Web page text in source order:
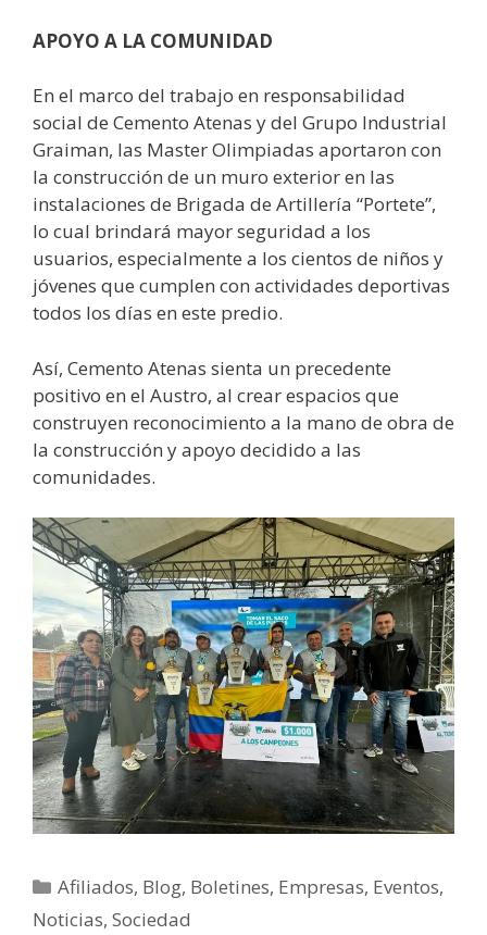
APOYO A LA COMUNIDAD
En el marco del trabajo en responsabilidad
social de Cemento Atenas y del Grupo Industrial
Graiman, las Master Olimpiadas aportaron con
la construcción de un muro exterior en las
instalaciones de Brigada de Artillería “Portete”,
lo cual brindará mayor seguridad a los
usuarios, especialmente a los cientos de niños y
jóvenes que cumplen con actividades deportivas
todos los días en este predio.
Así, Cemento Atenas sienta un precedente
positivo en el Austro, al crear espacios que
construyen reconocimiento a la mano de obra de
la construcción y apoyo decidido a las
comunidades.
Afiliados, Blog, Boletines, Empresas, Eventos,
Noticias, Sociedad